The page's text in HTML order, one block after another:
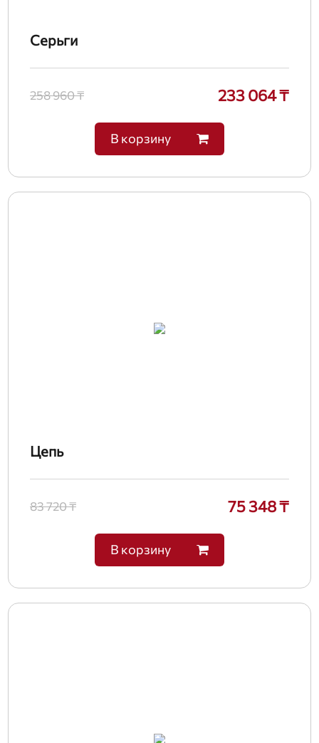
Серьги
258 960 ₸ 233 064 ₸
В корзину
Цепь
83 720 ₸ 75 348 ₸
В корзину